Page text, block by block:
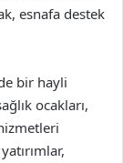
esnafa destek
bir hayli
ocakları,